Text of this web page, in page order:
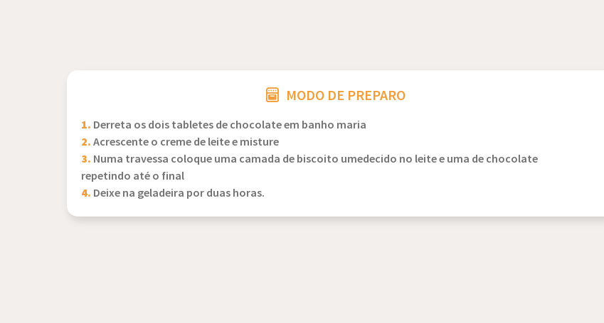
MODO DE PREPARO
1. Derreta os dois tabletes de chocolate em banho maria
2.Acrescente o creme de leite e misture
3. Numa travessa coloque uma camada de biscoito umedecido no leite e uma de chocolate
repetindo até o final
4. Deixe na geladeira por duas horas.